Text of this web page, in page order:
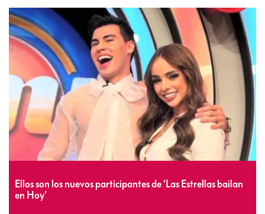
Ellos son los nuevos participantes de ‘Las Estrellas bailan
en Hoy’